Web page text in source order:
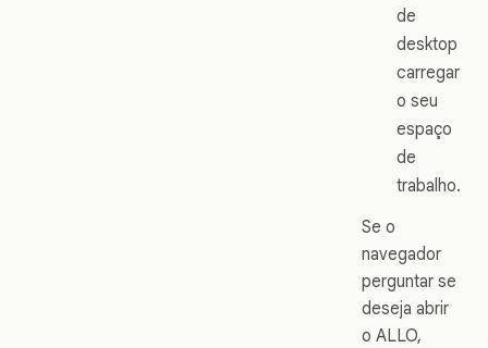
de
desktop
carregar
o seu
espaço
de
trabalho.
Se o
navegador
perguntar se
deseja abrir
o ALLO,